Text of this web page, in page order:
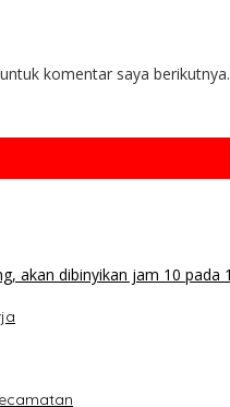
komentar saya berikutnya.